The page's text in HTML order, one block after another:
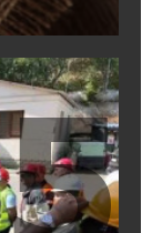
Ուժեղ
փակվել է
5